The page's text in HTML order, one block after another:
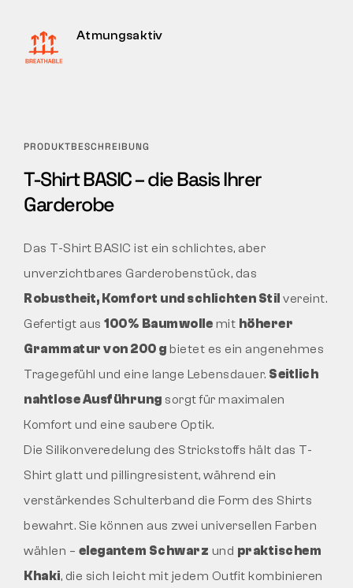
Atmungsaktiv
PRODUKTBESCHREIBUNG
T-Shirt BASIC – die Basis Ihrer
Garderobe
Das T-Shirt BASIC ist ein schlichtes, aber
unverzichtbares Garderobenstück, das
Robustheit, Komfort und schlichten Stil vereint.
Gefertigt aus 100% Baumwolle mit höherer
Grammatur von 200 g bietet es ein angenehmes
Tragegefühl und eine lange Lebensdauer. Seitlich
nahtlose Ausführung sorgt für maximalen
Komfort und eine saubere Optik.
Die Silikonveredelung des Strickstoffs hält das T-
Shirt glatt und pillingresistent, während ein
verstärkendes Schulterband die Form des Shirts
bewahrt. Sie können aus zwei universellen Farben
wählen – elegantem Schwarz und praktischem
Khaki, die sich leicht mit jedem Outfit kombinieren